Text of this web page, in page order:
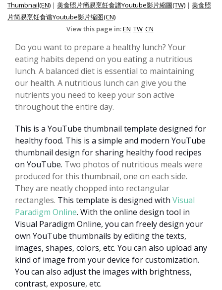
Thumbnail(EN) | 美食照片簡易烹飪食譜Youtube影片縮圖(TW) | 美食照
片简易烹饪食谱Youtube影片缩图(CN)
View this page in:EN TW CN
Do you want to prepare a healthy lunch? Your
eating habits depend on you eating a nutritious
lunch. A balanced diet is essential to maintaining
our health. A nutritious lunch can give you the
nutrients you need to keep your son active
throughout the entire day.
This is a YouTube thumbnail template designed for
healthy food. This is a simple and modern YouTube
thumbnail design for sharing healthy food recipes
on YouTube. Two photos of nutritious meals were
produced for this thumbnail, one on each side.
They are neatly chopped into rectangular
rectangles. This template is designed with Visual
Paradigm Online. With the online design tool in
Visual Paradigm Online, you can freely design your
own YouTube thumbnails by editing the texts,
images, shapes, colors, etc. You can also upload any
kind of image from your device for customization.
You can also adjust the images with brightness,
contrast, exposure, etc.